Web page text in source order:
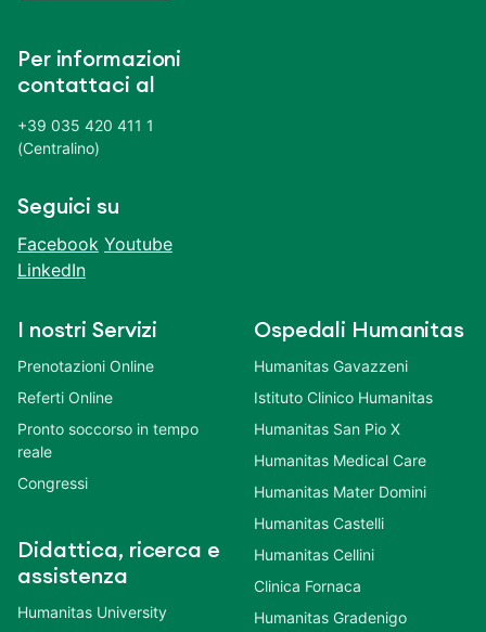
Per informazioni
contattaci al
+39 035 420 411 1
(Centralino)
Seguici su
Facebook Youtube
LinkedIn
I nostri Servizi
Prenotazioni Online
Referti Online
Pronto soccorso in tempo
reale
Congressi
Didattica, ricerca e
assistenza
Humanitas University
Ospedali Humanitas
Humanitas Gavazzeni
Istituto Clinico Humanitas
Humanitas San Pio X
Humanitas Medical Care
Humanitas Mater Domini
Humanitas Castelli
Humanitas Cellini
Clinica Fornaca
Humanitas Gradenigo